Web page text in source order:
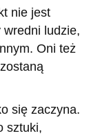
nie jest
ludzie,
Oni też
się zaczyna.
sztuki,